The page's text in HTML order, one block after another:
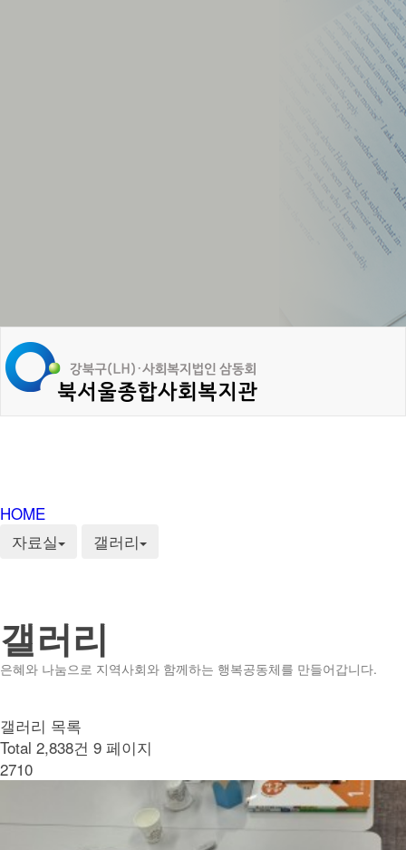
HOME
자료실
갤러리
갤러리
은혜와 나눔으로 지역사회와 함께하는 행복공동체를 만들어갑니다.
갤러리 목록
Total 2,838건 9 페이지
2710